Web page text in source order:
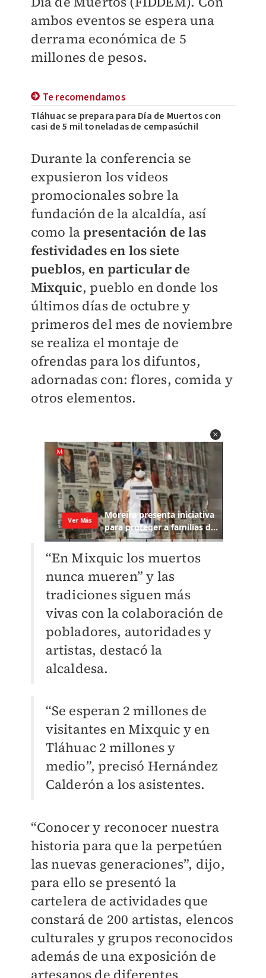
ambos eventos se espera una
derrama económica de 5
millones de pesos.
Te recomendamos
Tláhuac se prepara para Día de Muertos con
casi de 5 mil toneladas de cempasúchil
Durante la conferencia se
expusieron los videos
promocionales sobre la
fundación de la alcaldía, así
como lapresentación de las
festividades en los siete
pueblos, en particular de
Mixquic, pueblo en donde los
últimos días de octubre y
primeros del mes de noviembre
se realiza el montaje de
ofrendas para los difuntos,
adornadas con: flores, comida y
otros elementos.
“En Mixquic los muertos
nunca mueren” y las
tradiciones siguen más
vivas con la colaboración de
pobladores, autoridades y
artistas, destacó la
alcaldesa.
“Se esperan 2 millones de
visitantes en Mixquic y en
Tláhuac 2 millones y
medio”, precisó Hernández
Calderón a los asistentes.
“Conocer y reconocer nuestra
historia para que la perpetúen
las nuevas generaciones”, dijo,
para ello se presentó la
cartelera de actividades que
constará de 200 artistas, elencos
culturales y grupos reconocidos
además de una exposición de